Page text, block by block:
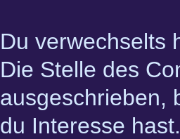
Du verwechselts
Die Stelle des
ausgeschrieben,
du Interesse hast.